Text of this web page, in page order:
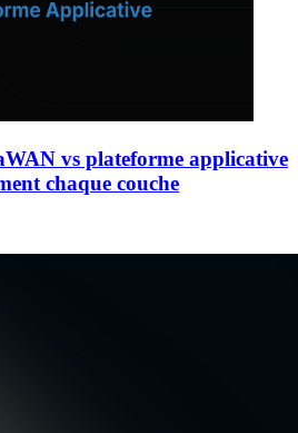
vs plateforme applicative
chaque couche